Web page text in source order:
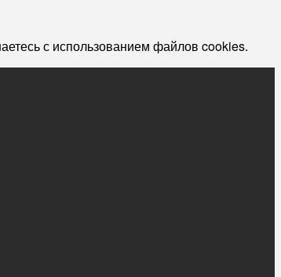
с использованием файлов cookies.